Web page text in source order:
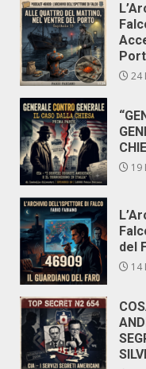
24
19
del
14